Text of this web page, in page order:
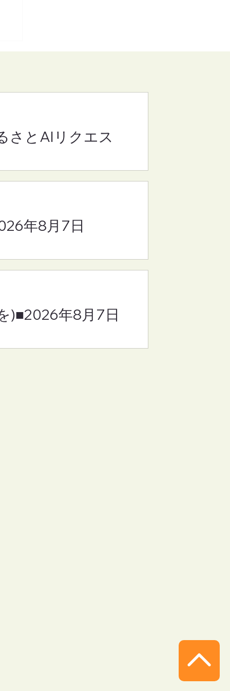
さとAIリクエス
年8月7日
)■2026年8月7日